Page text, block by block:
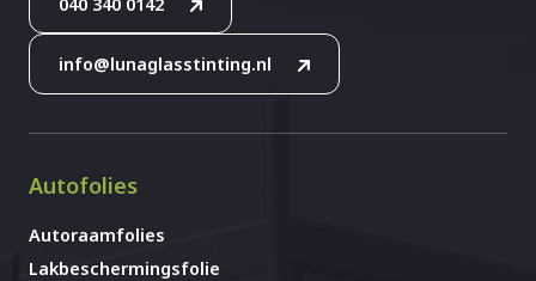
info@lunaglasstinting.nl
Autofolies
Autoraamfolies
Lakbeschermingsfolie